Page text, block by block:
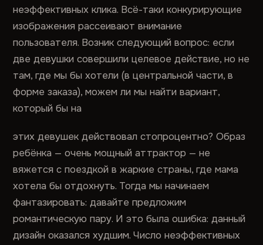
неэффективных клика. Всё-таки конкурирующие
изображения рассеивают внимание
пользователя. Возник следующий вопрос: если
две девушки совершили целевое действие, но не
там, где мы бы хотели (в центральной части, в
форме заказа), можем ли мы найти вариант,
который бы на
этих девушек действовал стопроцентно? Образ
ребёнка — очень мощный аттрактор — не
вяжется с поездкой в жаркие страны, где мама
хотела бы отдохнуть. Тогда мы начинаем
фантазировать: давайте предложим
романтическую пару. И это была ошибка: данный
дизайн оказался худшим. Число неэффективных